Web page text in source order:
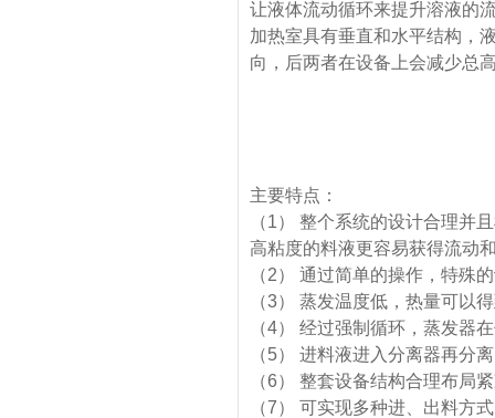
让液体流动循环来提升溶液的
加热室具有垂直和水平结构，
向，后两者在设备上会减少总
主要特点：
（1） 整个系统的设计合理并
高粘度的料液更容易获得流动
（2） 通过简单的操作，特殊
（3） 蒸发温度低，热量可以
（4） 经过强制循环，蒸发器
（5） 进料液进入分离器再分
（6） 整套设备结构合理布局
（7） 可实现多种进、出料方